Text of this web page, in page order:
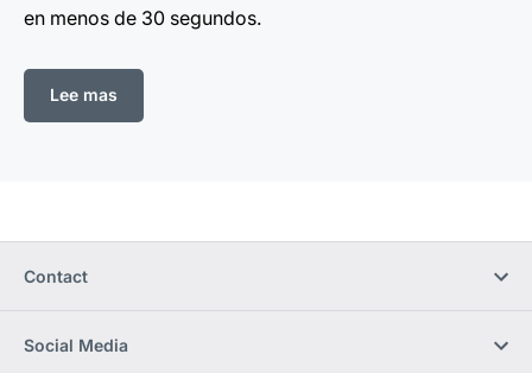
en menos de 30 segundos.
Lee mas
Contact
Social Media